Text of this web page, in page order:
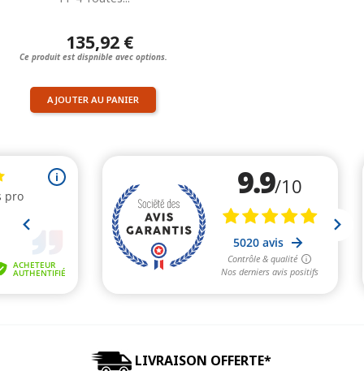
135,92 €
Ce produit est dispnible avec options.
AJOUTER AU PANIER
LIVRAISON OFFERTE*